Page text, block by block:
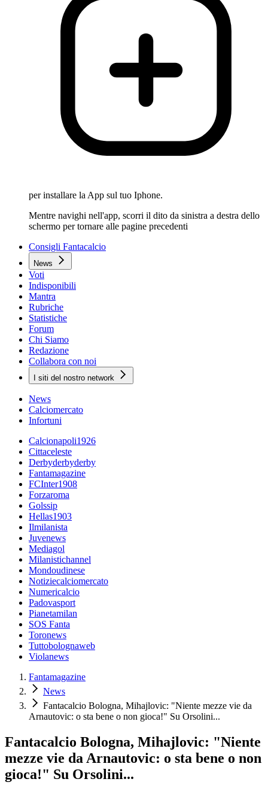
per installare la App sul tuo Iphone.
Mentre navighi nell'app, scorri il dito da sinistra a destra dello
schermo per tornare alle pagine precedenti
Consigli Fantacalcio
News
Voti
Indisponibili
Mantra
Rubriche
Statistiche
Forum
Chi Siamo
Redazione
Collabora con noi
I siti del nostro network
News
Calciomercato
Infortuni
Calcionapoli1926
Cittaceleste
Derbyderbyderby
Fantamagazine
FCInter1908
Forzaroma
Golssip
Hellas1903
Ilmilanista
Juvenews
Mediagol
Milanistichannel
Mondoudinese
Notiziecalciomercato
Numericalcio
Padovasport
Pianetamilan
SOS Fanta
Toronews
Tuttobolognaweb
Violanews
Fantamagazine
News
Fantacalcio Bologna, Mihajlovic: "Niente mezze vie da
Arnautovic: o sta bene o non gioca!" Su Orsolini...
Fantacalcio Bologna, Mihajlovic: "Niente
mezze vie da Arnautovic: o sta bene o non
gioca!" Su Orsolini...